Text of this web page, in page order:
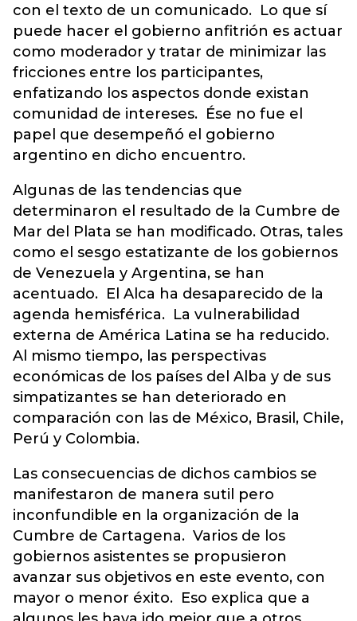
con el texto de un comunicado. Lo que sí
puede hacer el gobierno anfitrión es actuar
como moderador y tratar de minimizar las
fricciones entre los participantes,
enfatizando los aspectos donde existan
comunidad de intereses. Ése no fue el
papel que desempeñó el gobierno
argentino en dicho encuentro.
Algunas de las tendencias que
determinaron el resultado de la Cumbre de
Mar del Plata se han modificado. Otras, tales
como el sesgo estatizante de los gobiernos
de Venezuela y Argentina, se han
acentuado. El Alca ha desaparecido de la
agenda hemisférica. La vulnerabilidad
externa de América Latina se ha reducido.
Al mismo tiempo, las perspectivas
económicas de los países del Alba y de sus
simpatizantes se han deteriorado en
comparación con las de México, Brasil, Chile,
Perú y Colombia.
Las consecuencias de dichos cambios se
manifestaron de manera sutil pero
inconfundible en la organización de la
Cumbre de Cartagena. Varios de los
gobiernos asistentes se propusieron
avanzar sus objetivos en este evento, con
mayor o menor éxito. Eso explica que a